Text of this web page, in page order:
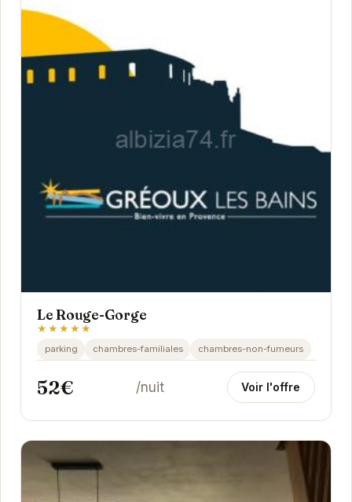
Le Rouge-Gorge
★★★★★
parking chambres-familiales chambres-non-fumeurs
52€ /nuit Voir l'offre